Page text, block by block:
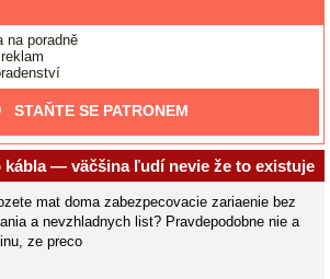
na poradně
STAŇTE SE PATRONEM
kábla — väčšina ľudí nevie že to existuje
mat doma zabezpecovacie zariaenie bez
a nevzhladnych list? Pravdepodobne nie a
ze preco